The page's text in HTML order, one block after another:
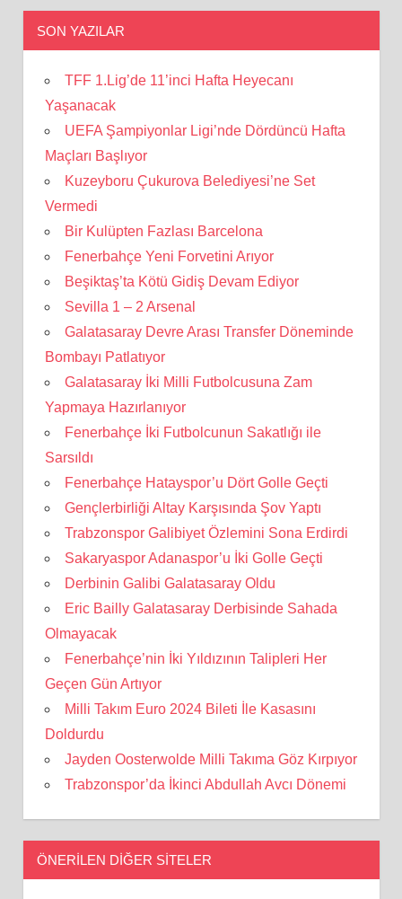
SON YAZILAR
TFF 1.Lig’de 11’inci Hafta Heyecanı
Yaşanacak
UEFA Şampiyonlar Ligi’nde Dördüncü Hafta
Maçları Başlıyor
Kuzeyboru Çukurova Belediyesi’ne Set
Vermedi
Bir Kulüpten Fazlası Barcelona
Fenerbahçe Yeni Forvetini Arıyor
Beşiktaş’ta Kötü Gidiş Devam Ediyor
Sevilla 1 – 2 Arsenal
Galatasaray Devre Arası Transfer Döneminde
Bombayı Patlatıyor
Galatasaray İki Milli Futbolcusuna Zam
Yapmaya Hazırlanıyor
Fenerbahçe İki Futbolcunun Sakatlığı ile
Sarsıldı
Fenerbahçe Hatayspor’u Dört Golle Geçti
Gençlerbirliği Altay Karşısında Şov Yaptı
Trabzonspor Galibiyet Özlemini Sona Erdirdi
Sakaryaspor Adanaspor’u İki Golle Geçti
Derbinin Galibi Galatasaray Oldu
Eric Bailly Galatasaray Derbisinde Sahada
Olmayacak
Fenerbahçe’nin İki Yıldızının Talipleri Her
Geçen Gün Artıyor
Milli Takım Euro 2024 Bileti İle Kasasını
Doldurdu
Jayden Oosterwolde Milli Takıma Göz Kırpıyor
Trabzonspor’da İkinci Abdullah Avcı Dönemi
ÖNERILEN DIĞER SITELER